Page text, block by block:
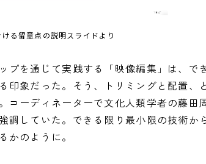
る留意点の説明スライドより
プを通じて実践する「映像編集」は、で
印象だった。そう、トリミングと配置、
コーディネーターで文化人類学者の藤田
調していた。できる限り最小限の技術か
かのように。